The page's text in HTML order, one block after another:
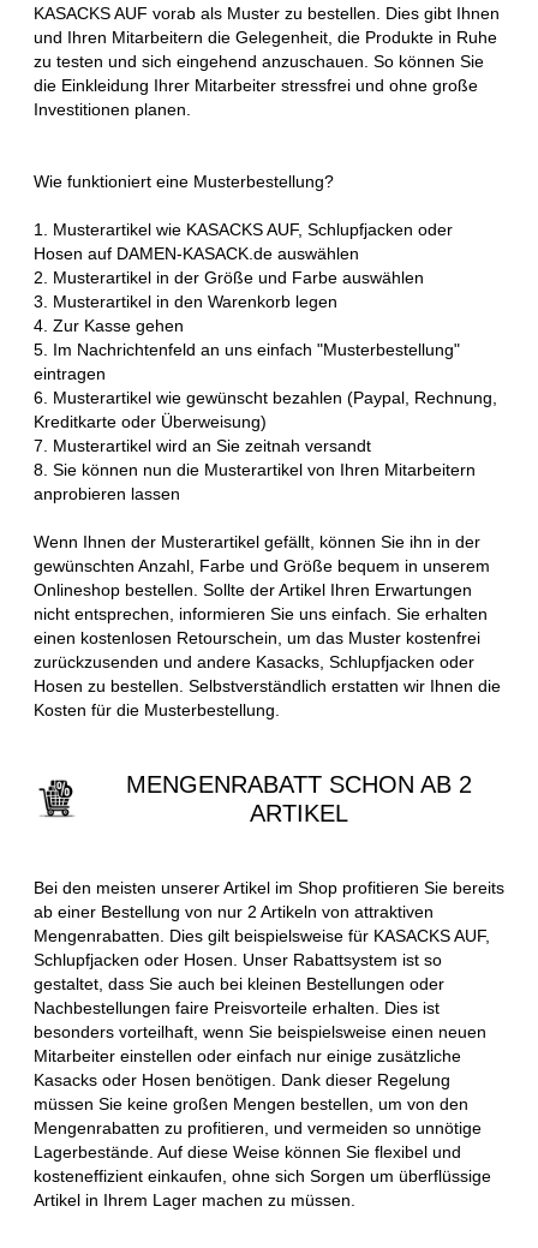
KASACKS AUF vorab als Muster zu bestellen. Dies gibt Ihnen
und Ihren Mitarbeitern die Gelegenheit, die Produkte in Ruhe
zu testen und sich eingehend anzuschauen. So können Sie
die Einkleidung Ihrer Mitarbeiter stressfrei und ohne große
Investitionen planen.
Wie funktioniert eine Musterbestellung?
1. Musterartikel wie KASACKS AUF, Schlupfjacken oder
Hosen auf DAMEN-KASACK.de auswählen
2. Musterartikel in der Größe und Farbe auswählen
3. Musterartikel in den Warenkorb legen
4. Zur Kasse gehen
5. Im Nachrichtenfeld an uns einfach "Musterbestellung"
eintragen
6. Musterartikel wie gewünscht bezahlen (Paypal, Rechnung,
Kreditkarte oder Überweisung)
7. Musterartikel wird an Sie zeitnah versandt
8. Sie können nun die Musterartikel von Ihren Mitarbeitern
anprobieren lassen
Wenn Ihnen der Musterartikel gefällt, können Sie ihn in der
gewünschten Anzahl, Farbe und Größe bequem in unserem
Onlineshop bestellen. Sollte der Artikel Ihren Erwartungen
nicht entsprechen, informieren Sie uns einfach. Sie erhalten
einen kostenlosen Retourschein, um das Muster kostenfrei
zurückzusenden und andere Kasacks, Schlupfjacken oder
Hosen zu bestellen. Selbstverständlich erstatten wir Ihnen die
Kosten für die Musterbestellung.
MENGENRABATT SCHON AB 2
ARTIKEL
Bei den meisten unserer Artikel im Shop profitieren Sie bereits
ab einer Bestellung von nur 2 Artikeln von attraktiven
Mengenrabatten. Dies gilt beispielsweise für KASACKS AUF,
Schlupfjacken oder Hosen. Unser Rabattsystem ist so
gestaltet, dass Sie auch bei kleinen Bestellungen oder
Nachbestellungen faire Preisvorteile erhalten. Dies ist
besonders vorteilhaft, wenn Sie beispielsweise einen neuen
Mitarbeiter einstellen oder einfach nur einige zusätzliche
Kasacks oder Hosen benötigen. Dank dieser Regelung
müssen Sie keine großen Mengen bestellen, um von den
Mengenrabatten zu profitieren, und vermeiden so unnötige
Lagerbestände. Auf diese Weise können Sie flexibel und
kosteneffizient einkaufen, ohne sich Sorgen um überflüssige
Artikel in Ihrem Lager machen zu müssen.